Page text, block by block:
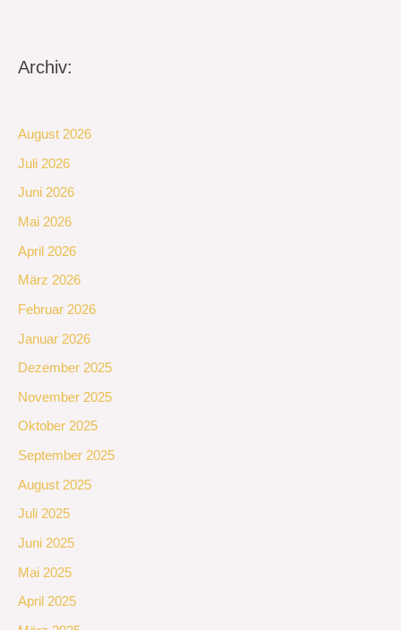
Archiv:
August 2026
Juli 2026
Juni 2026
Mai 2026
April 2026
März 2026
Februar 2026
Januar 2026
Dezember 2025
November 2025
Oktober 2025
September 2025
August 2025
Juli 2025
Juni 2025
Mai 2025
April 2025